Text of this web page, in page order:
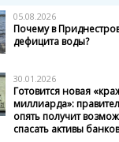
05.08.2026
Почему в
дефицита воды?
30.01.2026
Готовится новая
миллиарда»:
опять получит
спасать активы банков